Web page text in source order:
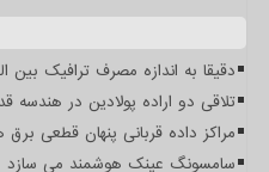
دقیقا به اندازه مصرف ترافیک
تلاقی دو اراده پولادین در هندسه
مراکز داده قربانی پنهان قطعی برق
سامسونگ عینک هوشمند می سازد